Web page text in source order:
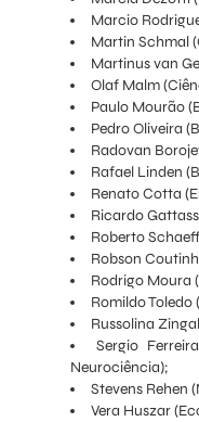
Marcio
Martin Schmal
Martinus van
Olaf Malm
Paulo Mourão
Pedro Oliveira
Radovan
Rafael Linden
Renato Cotta
Ricardo
Roberto
Robson
Rodrigo Moura
Romildo Toledo
Russolina
Sergio
Neurociência);
Stevens Rehen
Vera Huszar